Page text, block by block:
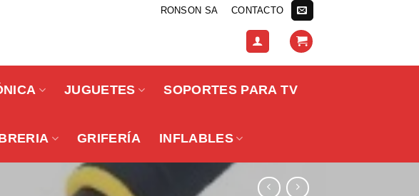
RONSON SA CONTACTO
JUGUETES SOPORTES PARA TV
GRIFERÍA INFLABLES